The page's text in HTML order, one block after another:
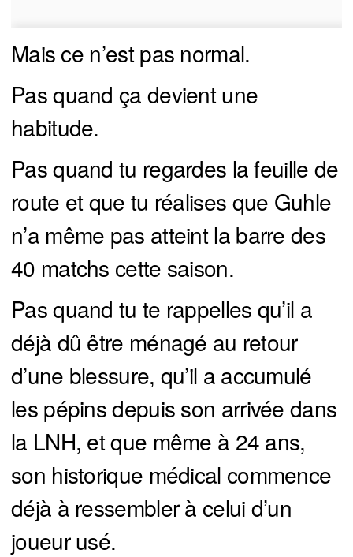
Mais ce n’est pas normal.
Pas quand ça devient une
habitude.
Pas quand tu regardes la feuille de
route et que tu réalises que Guhle
n’a même pas atteint la barre des
40 matchs cette saison.
Pas quand tu te rappelles qu’il a
déjà dû être ménagé au retour
d’une blessure, qu’il a accumulé
les pépins depuis son arrivée dans
la LNH, et que même à 24 ans,
son historique médical commence
déjà à ressembler à celui d’un
joueur usé.